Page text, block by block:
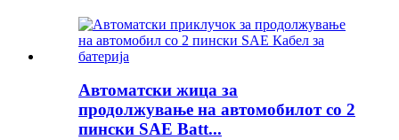
Автоматски жица за
продолжување на автомобилот со 2
пински SAE Batt...